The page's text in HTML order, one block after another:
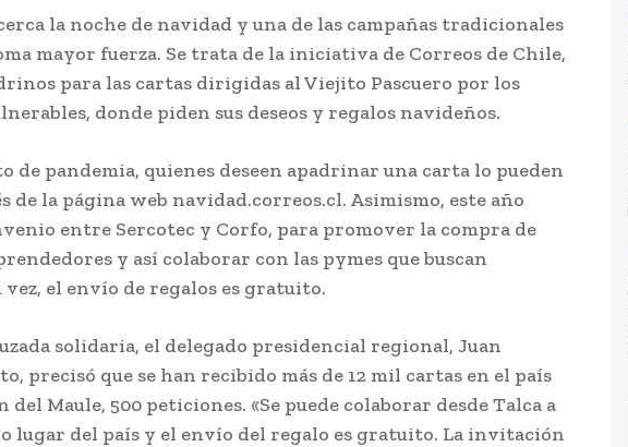
la noche de navidad y una de las campañas tradicionales
mayor fuerza. Se trata de la iniciativa de Correos de Chile,
para las cartas dirigidas al Viejito Pascuero por los
donde piden sus deseos y regalos navideños.
de pandemia, quienes deseen apadrinar una carta lo pueden
de la página web navidad.correos.cl. Asimismo, este año
entre Sercotec y Corfo, para promover la compra de
y así colaborar con las pymes que buscan
vez, el envío de regalos es gratuito.
solidaria, el delegado presidencial regional, Juan
precisó que se han recibido más de 12 mil cartas en el país
del Maule, 500 peticiones. «Se puede colaborar desde Talca a
lugar del país y el envío del regalo es gratuito. La invitación